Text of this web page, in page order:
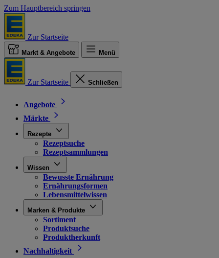
Zum Hauptbereich springen
Zur Startseite
Markt & Angebote Menü
Zur Startseite Schließen
Angebote
Märkte
Rezepte
Rezeptsuche
Rezeptsammlungen
Wissen
Bewusste Ernährung
Ernährungsformen
Lebensmittelwissen
Marken & Produkte
Sortiment
Produktsuche
Produktherkunft
Nachhaltigkeit